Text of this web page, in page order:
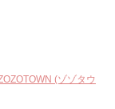
(ゾゾタウ